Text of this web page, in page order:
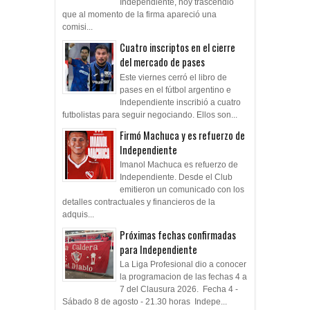
Independiente, hoy trascendió
que al momento de la firma apareció una
comisi...
Cuatro inscriptos en el cierre
del mercado de pases
Este viernes cerró el libro de
pases en el fútbol argentino e
Independiente inscribió a cuatro
futbolistas para seguir negociando. Ellos son...
Firmó Machuca y es refuerzo de
Independiente
Imanol Machuca es refuerzo de
Independiente. Desde el Club
emitieron un comunicado con los
detalles contractuales y financieros de la
adquis...
Próximas fechas confirmadas
para Independiente
La Liga Profesional dio a conocer
la programacion de las fechas 4 a
7 del Clausura 2026. Fecha 4 -
Sábado 8 de agosto - 21.30 horas Indepe...